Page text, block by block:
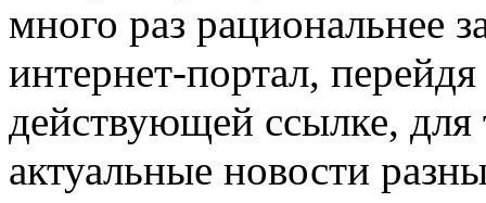
много раз рациональнее
интернет-портал,
действующей ссылке, для
актуальные новости